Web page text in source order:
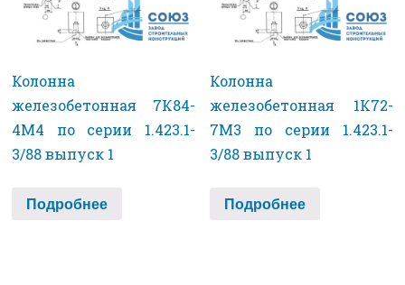
Колонна
железобетонная 7К84-
4М4 по серии 1.423.1-
3/88 выпуск 1
Подробнее
Колонна
железобетонная 1К72-
7М3 по серии 1.423.1-
3/88 выпуск 1
Подробнее